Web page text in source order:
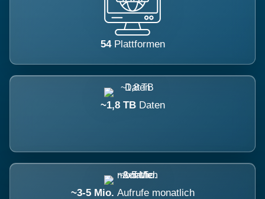
54 Plattformen
~1,8 TB Daten
~3-5 Mio. Aufrufe monatlich